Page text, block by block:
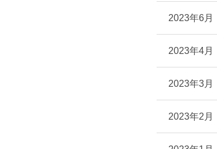
2023年6月
2023年4月
2023年3月
2023年2月